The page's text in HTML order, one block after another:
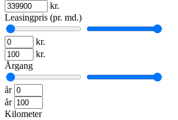
kr.
Leasingpris (pr. md.)
kr.
kr.
Årgang
år
år
Kilometer